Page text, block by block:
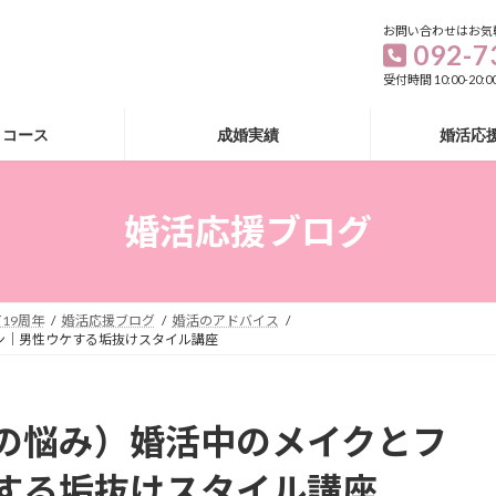
お問い合わせはお気
092-
受付時間 10:00-
ース 成婚実績 婚活応
婚活応援ブログ
周年 婚活応援ブログ
婚活のアドバイス
男性ウケする垢抜けスタイル講座
悩み）婚活中のメイクとフ